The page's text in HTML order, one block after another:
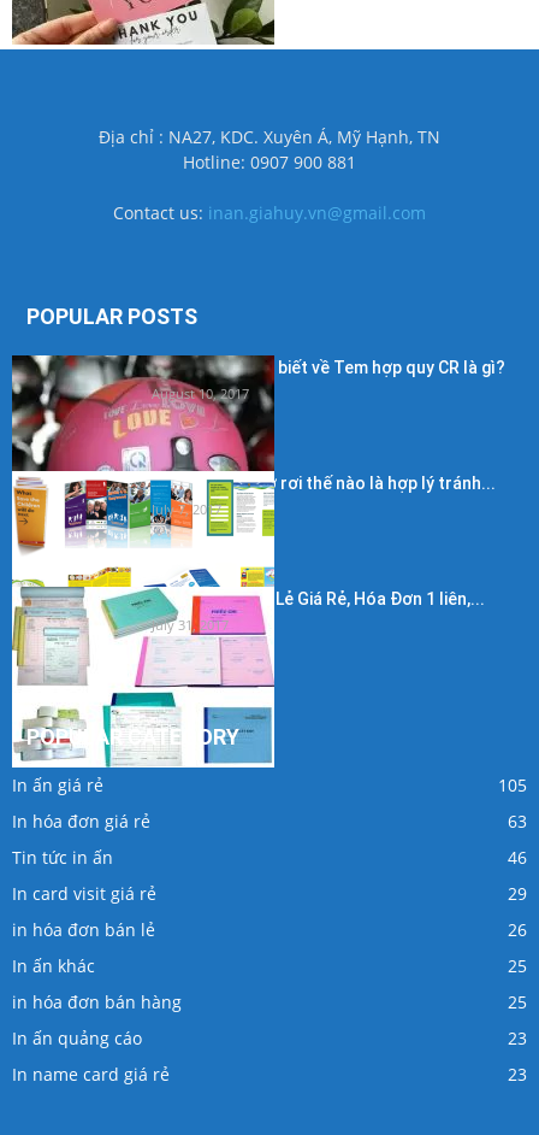
Địa chỉ : NA27, KDC. Xuyên Á, Mỹ Hạnh, TN
Hotline: 0907 900 881
Contact us: inan.giahuy.vn@gmail.com
POPULAR POSTS
Những điều cần biết về Tem hợp quy CR là gì?
August 10, 2017
Kích thước in tờ rơi thế nào là hợp lý tránh...
July 7, 2017
In Hóa Đơn Bán Lẻ Giá Rẻ, Hóa Đơn 1 liên,...
July 31, 2017
POPULAR CATEGORY
In ấn giá rẻ
105
In hóa đơn giá rẻ
63
Tin tức in ấn
46
In card visit giá rẻ
29
in hóa đơn bán lẻ
26
In ấn khác
25
in hóa đơn bán hàng
25
In ấn quảng cáo
23
In name card giá rẻ
23